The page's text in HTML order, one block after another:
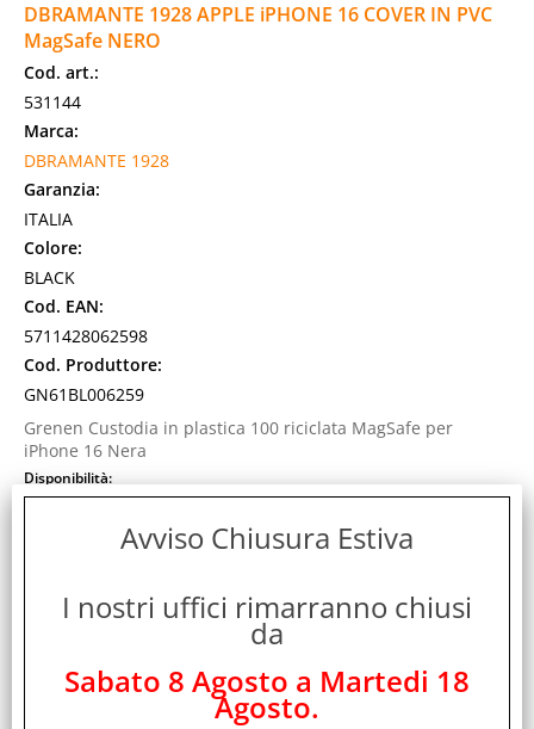
DBRAMANTE 1928 APPLE iPHONE 16 COVER IN PVC
MagSafe NERO
Cod. art.:
531144
Marca:
DBRAMANTE 1928
Garanzia:
ITALIA
Colore:
BLACK
Cod. EAN:
5711428062598
Cod. Produttore:
GN61BL006259
Grenen Custodia in plastica 100 riciclata MagSafe per
iPhone 16 Nera
Disponibilità:
Non Disponibile
Evasione Articolo:Avviso Chiusura Estiva
I nostri uffici rimarranno chiusi
da
Sabato 8 Agosto a Martedi 18
Agosto.